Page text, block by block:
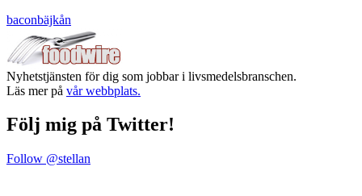
baconbäjkån
Nyhetstjänsten för dig som jobbar i livsmedelsbranschen.
Läs mer på vår webbplats.
Följ mig på Twitter!
Follow @stellan